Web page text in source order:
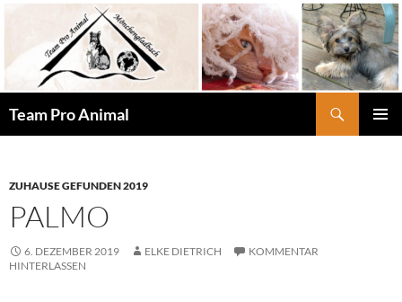
springen
Team Pro Animal
ZUHAUSE GEFUNDEN 2019
PALMO
6. DEZEMBER 2019 ELKE DIETRICH
KOMMENTAR
HINTERLASSEN